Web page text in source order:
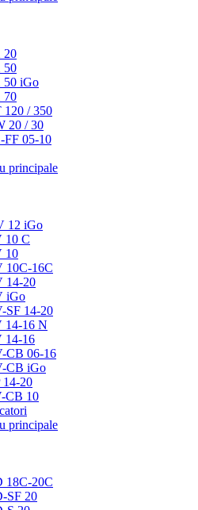
20
50
iGo
70
/ 350
20 / 30
05-10
principale
12 iGo
10 C
10
10C-16C
14-20
iGo
SF 14-20
14-16 N
14-16
CB 06-16
CB iGo
14-20
CB 10
principale
18C-20C
SF 20